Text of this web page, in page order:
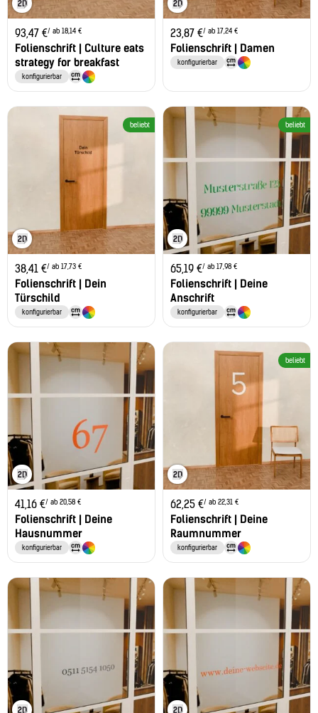
93,47 €/ ab 18,14 €
Folienschrift | Culture eats
strategy for breakfast
konfigurierbar
23,87 €/ ab 17,24 €
Folienschrift | Damen
konfigurierbar
beliebt
38,41 €/ ab 17,73 €
Folienschrift | Dein
Türschild
konfigurierbar
beliebt
65,19 €/ ab 17,98 €
Folienschrift | Deine
Anschrift
konfigurierbar
41,16 €/ ab 20,58 €
Folienschrift | Deine
Hausnummer
konfigurierbar
beliebt
62,25 €/ ab 22,31 €
Folienschrift | Deine
Raumnummer
konfigurierbar